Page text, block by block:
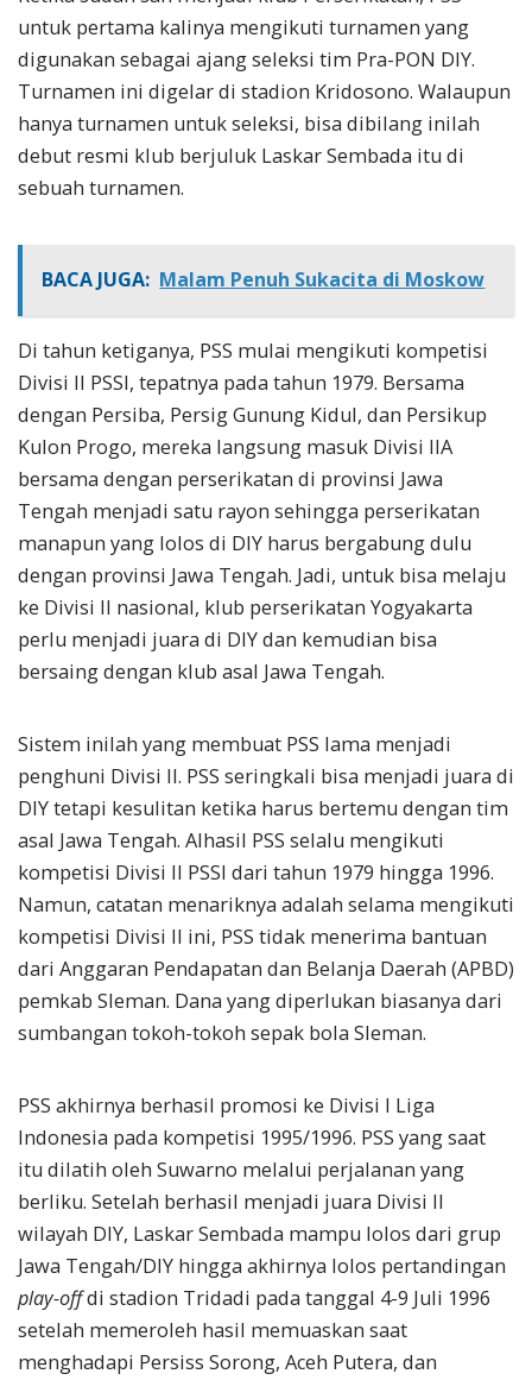
untuk pertama kalinya mengikuti turnamen yang
digunakan sebagai ajang seleksi tim Pra-PON DIY.
Turnamen ini digelar di stadion Kridosono. Walaupun
hanya turnamen untuk seleksi, bisa dibilang inilah
debut resmi klub berjuluk Laskar Sembada itu di
sebuah turnamen.
BACA JUGA: Malam Penuh Sukacita di Moskow
Di tahun ketiganya, PSS mulai mengikuti kompetisi
Divisi II PSSI, tepatnya pada tahun 1979. Bersama
dengan Persiba, Persig Gunung Kidul, dan Persikup
Kulon Progo, mereka langsung masuk Divisi IIA
bersama dengan perserikatan di provinsi Jawa
Tengah menjadi satu rayon sehingga perserikatan
manapun yang lolos di DIY harus bergabung dulu
dengan provinsi Jawa Tengah. Jadi, untuk bisa melaju
ke Divisi II nasional, klub perserikatan Yogyakarta
perlu menjadi juara di DIY dan kemudian bisa
bersaing dengan klub asal Jawa Tengah.
Sistem inilah yang membuat PSS lama menjadi
penghuni Divisi II. PSS seringkali bisa menjadi juara di
DIY tetapi kesulitan ketika harus bertemu dengan tim
asal Jawa Tengah. Alhasil PSS selalu mengikuti
kompetisi Divisi II PSSI dari tahun 1979 hingga 1996.
Namun, catatan menariknya adalah selama mengikuti
kompetisi Divisi II ini, PSS tidak menerima bantuan
dari Anggaran Pendapatan dan Belanja Daerah (APBD)
pemkab Sleman. Dana yang diperlukan biasanya dari
sumbangan tokoh-tokoh sepak bola Sleman.
PSS akhirnya berhasil promosi ke Divisi I Liga
Indonesia pada kompetisi 1995/1996. PSS yang saat
itu dilatih oleh Suwarno melalui perjalanan yang
berliku. Setelah berhasil menjadi juara Divisi II
wilayah DIY, Laskar Sembada mampu lolos dari grup
Jawa Tengah/DIY hingga akhirnya lolos pertandingan
play-offdi stadion Tridadi pada tanggal 4-9 Juli 1996
setelah memeroleh hasil memuaskan saat
menghadapi Persiss Sorong, Aceh Putera, dan